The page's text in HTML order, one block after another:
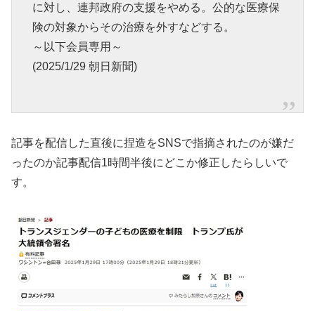
に対し、連邦政府の支援をやめる。公的な医療保
険の対象からその治療を外すなどする。
～以下会員専用～
(2025/1/29 朝日新聞)
記事を配信した直後に捏造をSNSで指摘されたのが嫌だ
ったのか記事配信1時間半後にどこか修正したらしいで
す。